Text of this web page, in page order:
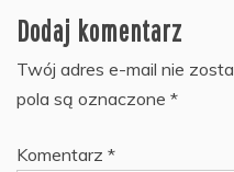
Dodaj komentarz
Twój adres e-mail nie
pola są oznaczone *
Komentarz *